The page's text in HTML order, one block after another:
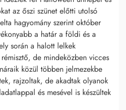
az őszi szünet előtti utolsó
hagyomány szerint október
a határ a földi és a
során a halott lelkek
de mindeközben vicces
közül többen jelmezekbe
rajzoltak, de akadtak olyanok
és mesével is készültek